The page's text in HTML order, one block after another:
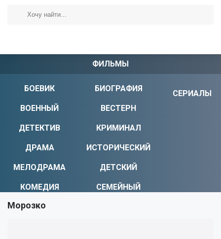
ФИЛЬМЫ
БОЕВИК
ВОЕННЫЙ
ДЕТЕКТИВ
ДРАМА
МЕЛОДРАМА
КОМЕДИЯ
УЖАСЫ
БИОГРАФИЯ
ВЕСТЕРН
КРИМИНАЛ
ИСТОРИЧЕСКИЙ
ДЕТСКИЙ
СЕМЕЙНЫЙ
СЕРИАЛЫ
Морозко